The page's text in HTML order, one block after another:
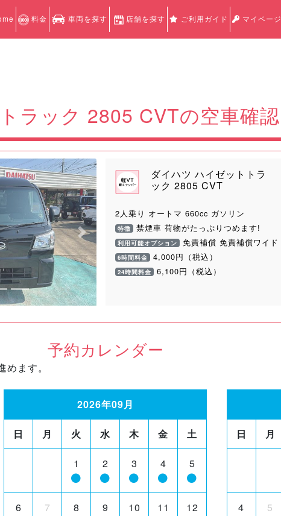
料金 車両を探す 店舗を探す ご利用ガイド マイページ
ラック 2805 CVTの空車確認
Next
ダイハツ ハイゼットトラ
ック 2805 CVT
2人乗り オートマ 660cc ガソリン
特徴 禁煙車 荷物がたっぷりつめます!
利用可能オプション 免責補償 免責補償ワイド
6時間料金 4,000円（税込）
24時間料金 6,100円（税込）
予約カレンダー
ます。
2026年09月
日 月 火 水 木 金 土
1 2 3 4 5
6 7 8 9 10 11 12
日 月
4 5